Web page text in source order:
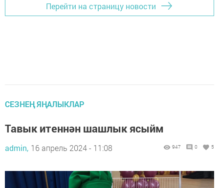
Перейти на страницу новости
СЕЗНЕҢ ЯҢАЛЫКЛАР
Тавык итеннән шашлык ясыйм
admin, 16 апрель 2024 - 11:08 947 0 5